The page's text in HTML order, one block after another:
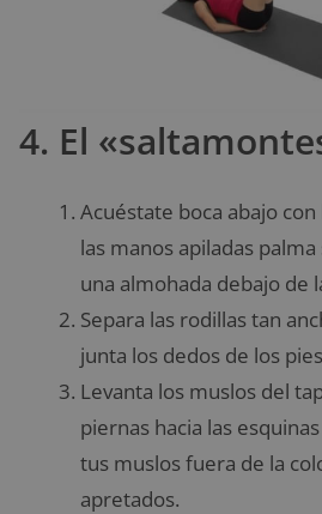
4. El
Acuéstate boca abajo
las manos apiladas
una almohada debajo de
Separa las rodillas tan
junta los dedos de los
Levanta los muslos del
piernas hacia las
tus muslos fuera de la
apretados.